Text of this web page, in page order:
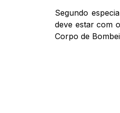
Segundo
deve estar com
Corpo de